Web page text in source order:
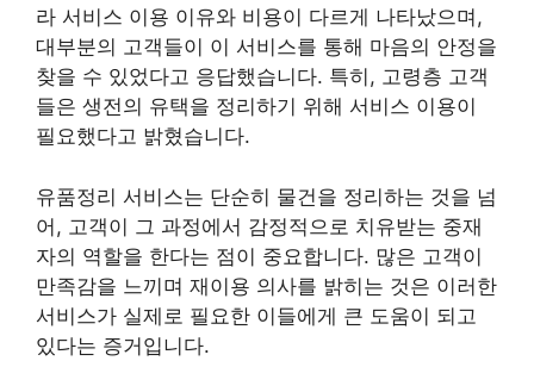
라 서비스 이용 이유와 비용이 다르게 나타났으며,
대부분의 고객들이 이 서비스를 통해 마음의 안정을
찾을 수 있었다고 응답했습니다. 특히, 고령층 고객
들은 생전의 유택을 정리하기 위해 서비스 이용이
필요했다고 밝혔습니다.
유품정리 서비스는 단순히 물건을 정리하는 것을 넘
어, 고객이 그 과정에서 감정적으로 치유받는 중재
자의 역할을 한다는 점이 중요합니다. 많은 고객이
만족감을 느끼며 재이용 의사를 밝히는 것은 이러한
서비스가 실제로 필요한 이들에게 큰 도움이 되고
있다는 증거입니다.